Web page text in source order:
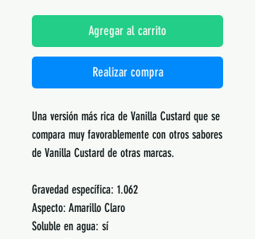
Agregar al carrito
Realizar compra
Una versión más rica de Vanilla Custard que se
compara muy favorablemente con otros sabores
de Vanilla Custard de otras marcas.
Gravedad específica: 1.062
Aspecto: Amarillo Claro
Soluble en agua: sí